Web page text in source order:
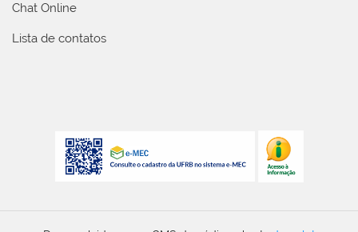
Chat Online
Lista de contatos